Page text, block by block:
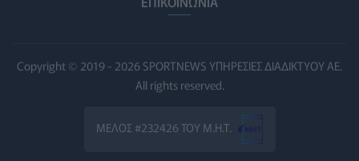
ΥΓΕΊΑ 07/08/2026 - 11:57
Γλοιοβλάστωμα: Νέο «παράθυρο» για πιο
αποτελεσματική χημειοθεραπεία μετά το χειρουργείο
Copyright © 2019 - 2026 SPORTNEWS ΥΠΗΡΕΣΙΕΣ ΔΙΑΔΙΚΤΥΟΥ ΑΕ.
All rights reserved.
ΜΕΛΟΣ #232426 ΤΟΥ Μ.Η.Τ.